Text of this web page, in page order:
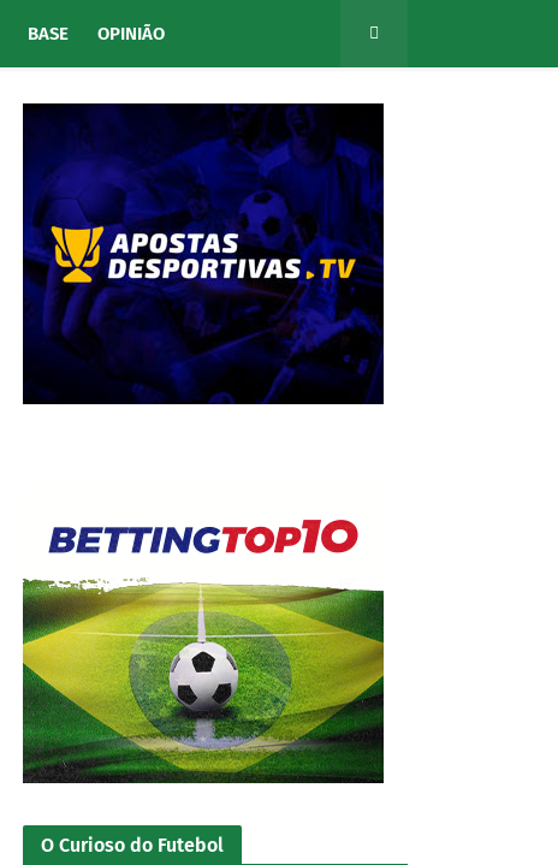
BASE OPINIÃO
O Curioso do Futebol